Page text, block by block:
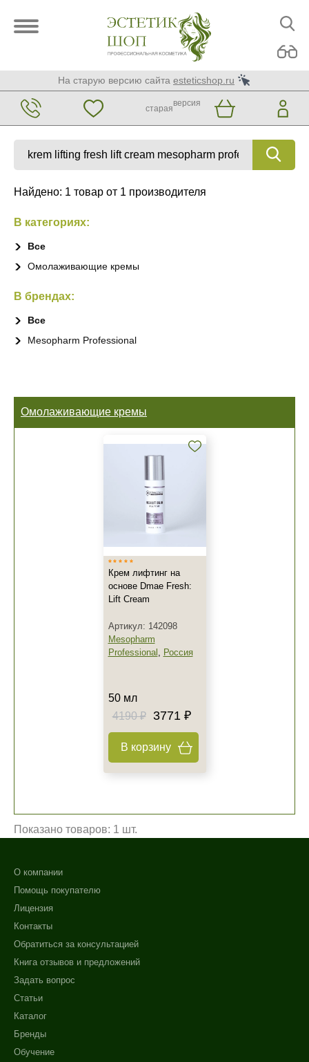
На старую версию сайта esteticshop.ru
старая
версия
Найдено: 1 товар от 1 производителя
В категориях:
Все
Омолаживающие кремы
В брендах:
Все
Mesopharm Professional
Омолаживающие кремы
Крем лифтинг на
основе Dmae Fresh:
Lift Cream
Артикул: 142098
Mesopharm
Professional , Россия
50 мл
4190 ₽
3771 ₽
В корзину
Показано товаров: 1 шт.
О компании
Помощь покупателю
Лицензия
Контакты
Обратиться за консультацией
Книга отзывов и предложений
Задать вопрос
Статьи
Каталог
Бренды
Обучение
Не показывать предложение о консультации
+7 (495) 640-58-89